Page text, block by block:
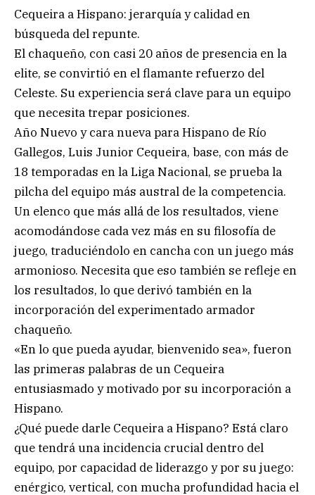
Cequeira a Hispano: jerarquía y calidad en
búsqueda del repunte.
El chaqueño, con casi 20 años de presencia en la
elite, se convirtió en el flamante refuerzo del
Celeste. Su experiencia será clave para un equipo
que necesita trepar posiciones.
Año Nuevo y cara nueva para Hispano de Río
Gallegos, Luis Junior Cequeira, base, con más de
18 temporadas en la Liga Nacional, se prueba la
pilcha del equipo más austral de la competencia.
Un elenco que más allá de los resultados, viene
acomodándose cada vez más en su filosofía de
juego, traduciéndolo en cancha con un juego más
armonioso. Necesita que eso también se refleje en
los resultados, lo que derivó también en la
incorporación del experimentado armador
chaqueño.
«En lo que pueda ayudar, bienvenido sea», fueron
las primeras palabras de un Cequeira
entusiasmado y motivado por su incorporación a
Hispano.
¿Qué puede darle Cequeira a Hispano? Está claro
que tendrá una incidencia crucial dentro del
equipo, por capacidad de liderazgo y por su juego:
enérgico, vertical, con mucha profundidad hacia el